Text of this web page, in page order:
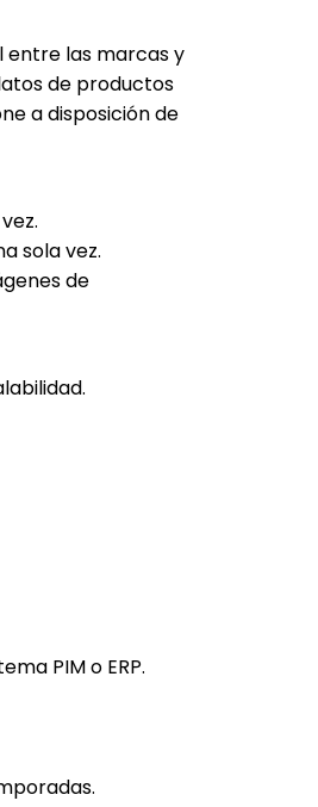
entre las marcas y
de productos
a disposición de
sola vez.
de
PIM o ERP.